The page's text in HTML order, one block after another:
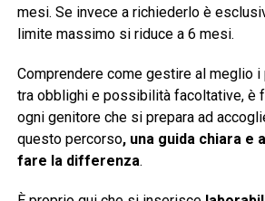
mesi. Se invece a richiederlo è
limite massimo si riduce a 6 mesi.
Comprendere come gestire al meglio
tra obblighi e possibilità facoltative, è
ogni genitore che si prepara ad
questo percorso, una guida chiara e
fare la differenza.